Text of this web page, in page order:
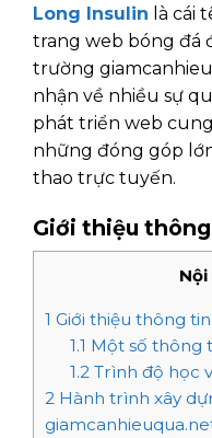
Long Insulin là cái
trang web bóng đá
trường
nhận về nhiều sự
phát triển web
những đóng góp
thao trực tuyến.
Giới thiệu
1 Giới thiệu thông
1.1 Một số thông
1.2 Trình độ học
2 Hành trình xây